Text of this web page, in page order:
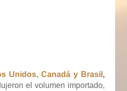
Unidos, Canadá y Brasil ,
el volumen importado,